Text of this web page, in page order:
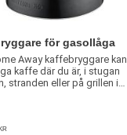
för gasollåga
Away kaffebryggare kan
kaffe där du är, i stugan
stranden eller på grillen i